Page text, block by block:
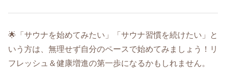
🌟「サウナを始めてみたい」「サウナ習慣を続けたい」と
いう方は、無理せず自分のペースで始めてみましょう！リ
フレッシュ＆健康増進の第一歩になるかもしれません。